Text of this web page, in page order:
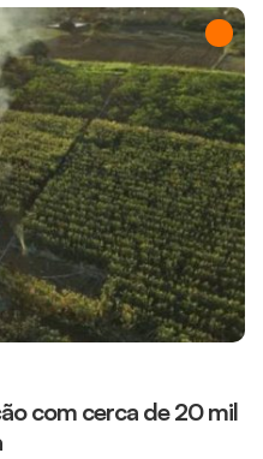
com cerca de 20 mil